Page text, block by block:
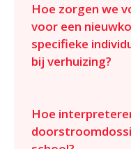
Hoe zorgen we
voor een
specifieke
bij verhuizing?
Hoe